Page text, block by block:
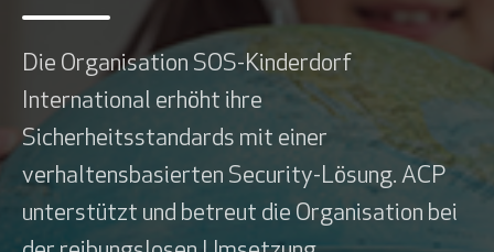
Die Organisation SOS-Kinderdorf
International erhöht ihre
Sicherheitsstandards mit einer
verhaltensbasierten Security-Lösung. ACP
unterstützt und betreut die Organisation bei